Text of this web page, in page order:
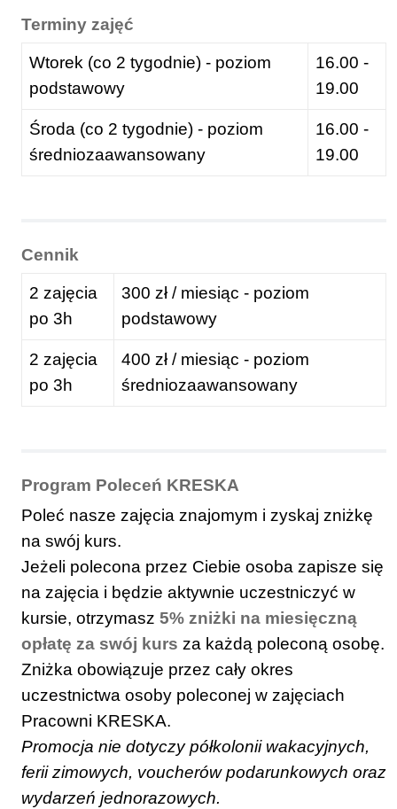
Terminy zajęć
Wtorek (co 2 tygodnie) - poziom
podstawowy
16.00 -
19.00
Środa (co 2 tygodnie) - poziom
średniozaawansowany
16.00 -
19.00
Cennik
2 zajęcia
po 3h
300 zł / miesiąc - poziom
podstawowy
2 zajęcia
po 3h
400 zł / miesiąc - poziom
średniozaawansowany
Program Poleceń KRESKA
Poleć nasze zajęcia znajomym i zyskaj zniżkę
na swój kurs.
Jeżeli polecona przez Ciebie osoba zapisze się
na zajęcia i będzie aktywnie uczestniczyć w
kursie, otrzymasz 5% zniżki na miesięczną
opłatę za swój kurs za każdą poleconą osobę.
Zniżka obowiązuje przez cały okres
uczestnictwa osoby poleconej w zajęciach
Pracowni KRESKA.
Promocja nie dotyczy półkolonii wakacyjnych,
ferii zimowych, voucherów podarunkowych oraz
wydarzeń jednorazowych.